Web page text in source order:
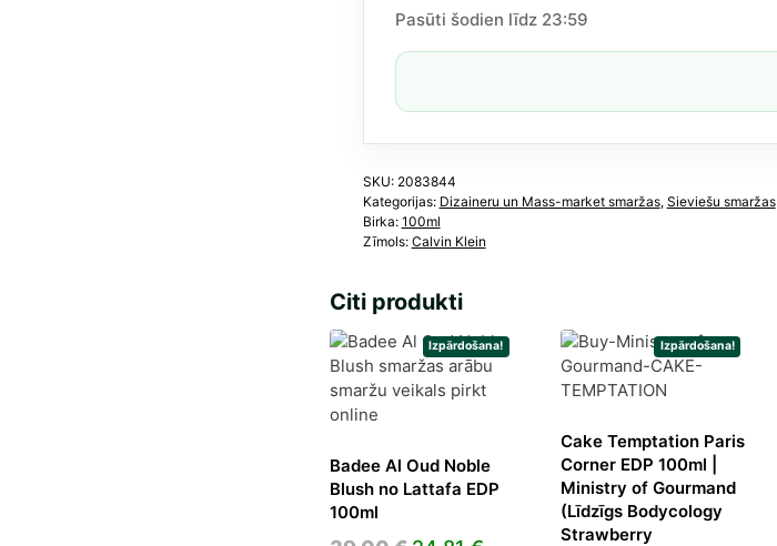
Bold
100
Pasūti šodien līdz 23:59
SKU: 2083844
Kategorijas: Dizaineru un Mass-market smaržas, Sieviešu smaržas
Birka: 100ml
Zīmols: Calvin Klein
Citi produkti
Izpārdošana!
Badee Al Oud Noble
Blush no Lattafa EDP
100ml
Izpārdošana!
Cake Temptation Paris
Corner EDP 100ml |
Ministry of Gourmand
(Līdzīgs Bodycology
Strawberry